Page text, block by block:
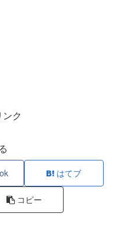
ク
はてブ
コピー